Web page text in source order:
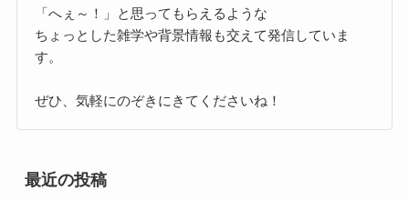
「へぇ～！」と思ってもらえるような
ちょっとした雑学や背景情報も交えて発信していま
す。
ぜひ、気軽にのぞきにきてくださいね！
最近の投稿